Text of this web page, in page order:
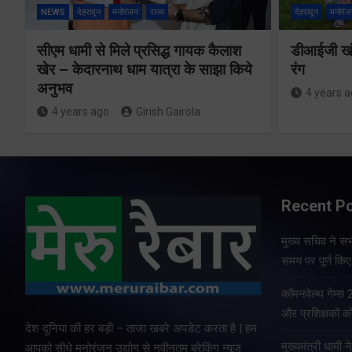
NEWS देहरादून मनोरंजन राज्य
सीएम धामी से मिले प्रसिद्ध गायक कैलाश
खेर – केदारनाथ धाम यात्रा के साझा किये
अनुभव
4 years ago Girish Gairola
देहरादून
डीआईजी
रंग
4 years
देश दुनिया की हर बड़ी – ताजा खबरे अपडेट करता है | हम
आपको सीधे मनोरंजन उद्योग से नवीनतम ब्रेकिंग न्यूज
Recent
मुख्य सचिव ने
समय पर पूर्ण
कॉमनवेल्थ गेम्स
और प्रशिक्षकों
मुख्यमंत्री धामी ने